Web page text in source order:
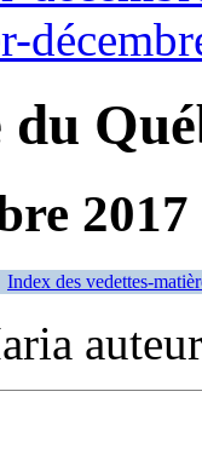
2017
Index des vedettes-
auteur